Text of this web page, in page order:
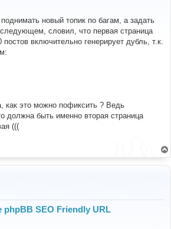
новый топик по багам, а задать
словил, что первая страница
включительно генерирует дубль, т.к.
как это можно пофиксить ? Ведь
должна быть именно вторая страница
(((
phpBB SEO Friendly URL